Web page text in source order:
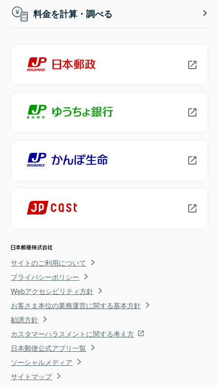
料金を計算・調べる
サイトのご利用について
プライバシーポリシー
Webアクセシビリティ方針
お客さま本位の業務運営に関する基本方針
勧誘方針
カスタマーハラスメントに関する考え方
日本郵便公式アプリ一覧
ソーシャルメディア
サイトマップ